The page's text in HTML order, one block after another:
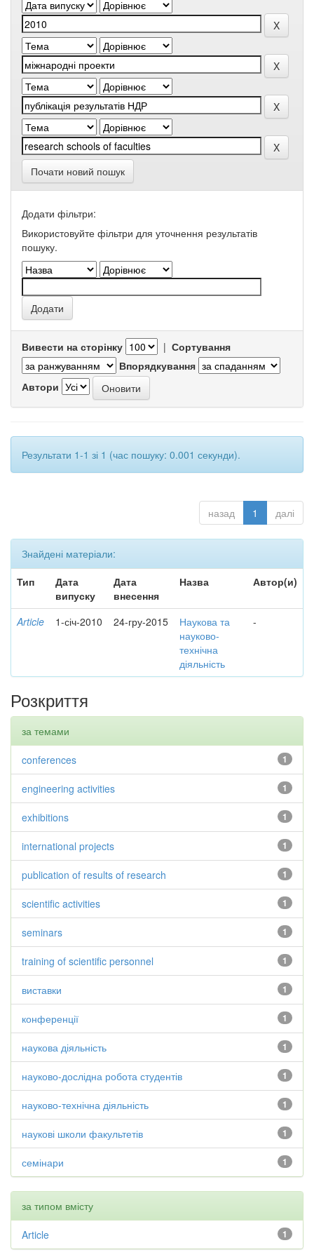
Почати новий пошук
Додати фільтри:
Використовуйте фільтри для уточнення результатів
пошуку.
Вивести на сторінку | Сортування
Впорядкування
Автори
Результати 1-1 зі 1 (час пошуку: 0.001 секунди).
назад 1 далі
Знайдені матеріали:
Тип
Дата
випуску
Дата
внесення
Назва Автор(и)
Article 1-січ-2010 24-гру-2015
Наукова та
науково-
технічна
діяльність
-
Розкриття
за темами
1
conferences
1
engineering activities
1
exhibitions
1
international projects
1
publication of results of research
1
scientific activities
1
seminars
1
training of scientific personnel
1
виставки
1
конференції
1
наукова діяльність
1
науково-дослідна робота студентів
1
науково-технічна діяльність
1
наукові школи факультетів
1
семінари
за типом вмісту
1
Article